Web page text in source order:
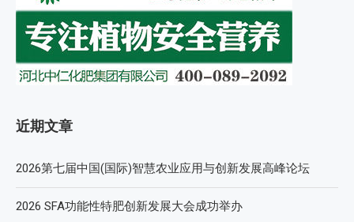
近期文章
2026第七届中国(国际)智慧农业应用与创新发展高峰论坛
2026 SFA功能性特肥创新发展大会成功举办